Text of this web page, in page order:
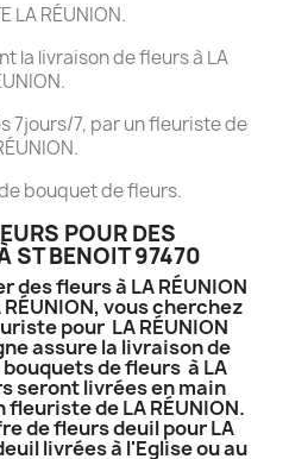
LA RÉUNION.
la livraison de fleurs à LA
7jours/7, par un fleuriste de
bouquet de fleurs.
POUR DES
ST BENOIT 97470
des fleurs à LA RÉUNION
vous cherchez
pour LA RÉUNION
assure la livraison de
de fleurs à LA
seront livrées en main
de LA RÉUNION.
de fleurs deuil pour LA
livrées à l'Eglise ou au